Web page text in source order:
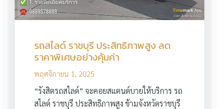
รถสไลด์ ราชบุรี ประสิทธิภาพสูง ลด
ราคาพิเศษอย่างคุ้มค่า
พฤศจิกายน 1, 2025
“รังสิตรถสไลด์” จะคอยสแตนด์บายให้บริการ รถ
สไลด์ ราชบุรี ประสิทธิภาพสูง ข้ามจังหวัดราชบุรี